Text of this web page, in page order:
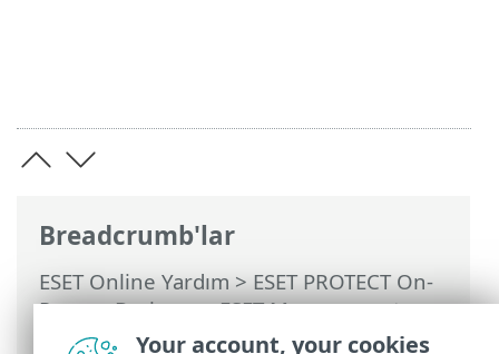
Breadcrumb'lar
ESET Online Yardım > ESET PROTECT On-
Prem>Başlayın>ESET Management
Agent Dağıtımı >Uzaktan dağıtım>ESET
Your account, your cookies